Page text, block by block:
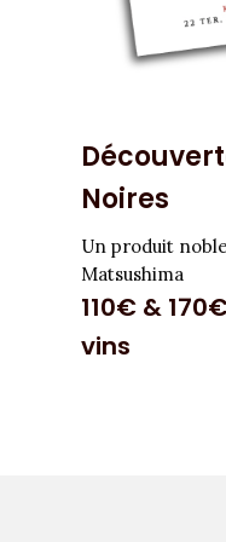
Noires
Un produit
Matsushima
110€ &
vins